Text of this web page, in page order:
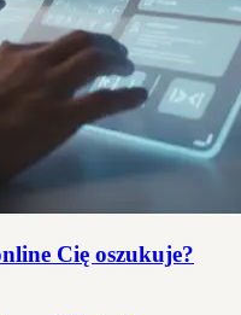
Cię oszukuje?